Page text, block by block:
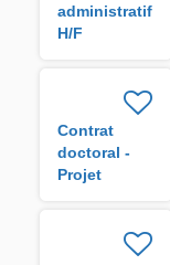
administratif
H/F
Contrat
doctoral -
Projet